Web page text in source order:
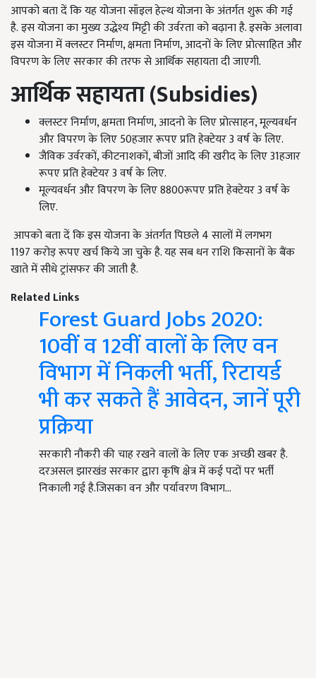
आपको बता दें कि यह योजना सॉइल हेल्थ योजना के अंतर्गत शुरू की गई
है. इस योजना का मुख्य उद्धेश्य मिट्टी की उर्वरता को बढ़ाना है. इसके अलावा
इस योजना में क्लस्टर निर्माण, क्षमता निर्माण, आदनों के लिए प्रोत्साहित और
विपरण के लिए सरकार की तरफ से आर्थिक सहायता दी जाएगी.
आर्थिक सहायता(Subsidies)
क्लस्टर निर्माण, क्षमता निर्माण, आदनो के लिए प्रोत्साहन, मूल्यवर्धन
और विपरण के लिए 50हजार रूपए प्रति हेक्टेयर 3 वर्ष के लिए.
जैविक उर्वरकों, कीटनाशकों, बीजों आदि की खरीद के लिए 31हजार
रूपए प्रति हेक्टेयर 3 वर्ष के लिए.
मूल्यवर्धन और विपरण के लिए 8800रूपए प्रति हेक्टेयर 3 वर्ष के
लिए.
आपको बता दें कि इस योजना के अंतर्गत पिछले 4 सालों में लगभग
1197 करोड़ रूपए खर्च किये जा चुके है. यह सब धन राशि किसानों के बैंक
खाते में सीधे ट्रांसफर की जाती है.
Related Links
Forest Guard Jobs 2020:
10वीं व 12वीं वालों के लिए वन
विभाग में निकली भर्ती, रिटायर्ड
भी कर सकते हैं आवेदन, जानें पूरी
प्रक्रिया
सरकारी नौकरी की चाह रखने वालों के लिए एक अच्छी खबर है.
दरअसल झारखंड सरकार द्वारा कृषि क्षेत्र में कई पदों पर भर्ती
निकाली गई है.जिसका वन और पर्यावरण विभाग…